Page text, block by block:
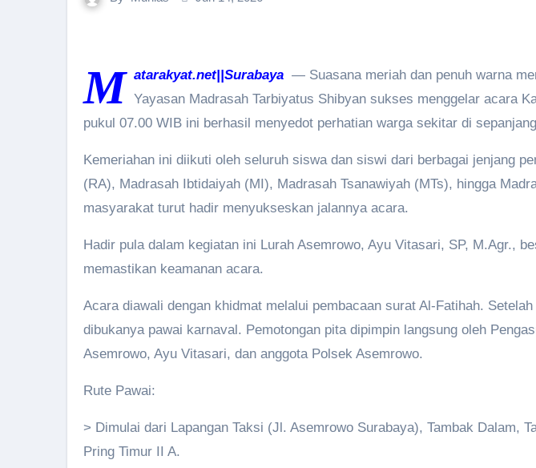
M atarakyat.net||Surabaya — Suasana meriah dan penuh warna
Yayasan Madrasah Tarbiyatus Shibyan sukses menggelar acara
pukul 07.00 WIB ini berhasil menyedot perhatian warga sekitar di
Kemeriahan ini diikuti oleh seluruh siswa dan siswi dari berbagai jenjang
(RA), Madrasah Ibtidaiyah (MI), Madrasah Tsanawiyah (MTs), hingga
masyarakat turut hadir menyukseskan jalannya acara.
Hadir pula dalam kegiatan ini Lurah Asemrowo, Ayu Vitasari, SP, M.Agr.,
memastikan keamanan acara.
Acara diawali dengan khidmat melalui pembacaan surat Al-Fatihah.
dibukanya pawai karnaval. Pemotongan pita dipimpin langsung oleh
Asemrowo, Ayu Vitasari, dan anggota Polsek Asemrowo.
Rute Pawai:
> Dimulai dari Lapangan Taksi (Jl. Asemrowo Surabaya), Tambak Dalam,
Pring Timur II A.